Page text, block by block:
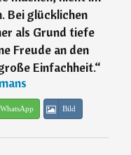
Bei glücklichen
als Grund tiefe
Freude an den
Einfachheit.“
WhatsApp Bild